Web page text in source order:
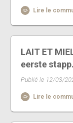
Lire le
LAIT ET
eerste
Publié le 12/03/
Lire le